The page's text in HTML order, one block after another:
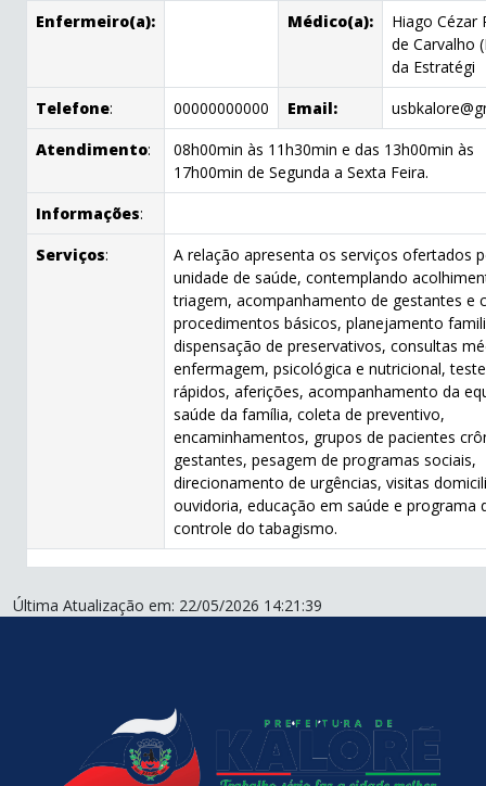
Enfermeiro(a):
Médico(a):
Hiago Cézar
de Carvalho
da Estratégi
Telefone: 00000000000 Email:
Atendimento:
08h00min às 11h30min e das 13h00min às
17h00min de Segunda a Sexta Feira.
Informações:
Serviços:
A relação apresenta os serviços ofertados
unidade de saúde, contemplando
triagem, acompanhamento de gestantes e
procedimentos básicos, planejamento
dispensação de preservativos, consultas
enfermagem, psicológica e nutricional,
rápidos, aferições, acompanhamento da
saúde da família, coleta de preventivo,
encaminhamentos, grupos de pacientes
gestantes, pesagem de programas sociais,
direcionamento de urgências, visitas
ouvidoria, educação em saúde e programa
controle do tabagismo.
Última Atualização em: 22/05/2026 14:21:39